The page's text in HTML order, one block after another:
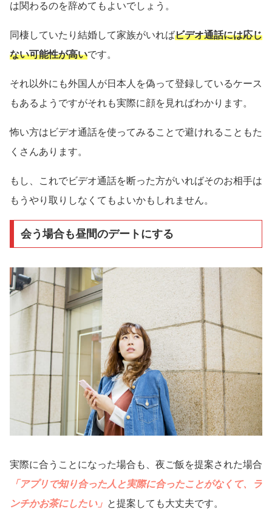
は関わるのを辞めてもよいでしょう。
同棲していたり結婚して家族がいればビデオ通話には応じ
ない可能性が高いです。
それ以外にも外国人が日本人を偽って登録しているケース
もあるようですがそれも実際に顔を見ればわかります。
怖い方はビデオ通話を使ってみることで避けれることもた
くさんあります。
もし、これでビデオ通話を断った方がいればそのお相手は
もうやり取りしなくてもよいかもしれません。
会う場合も昼間のデートにする
実際に合うことになった場合も、夜ご飯を提案された場合
「アプリで知り合った人と実際に合ったことがなくて、ラ
ンチかお茶にしたい」 と提案しても大丈夫です。